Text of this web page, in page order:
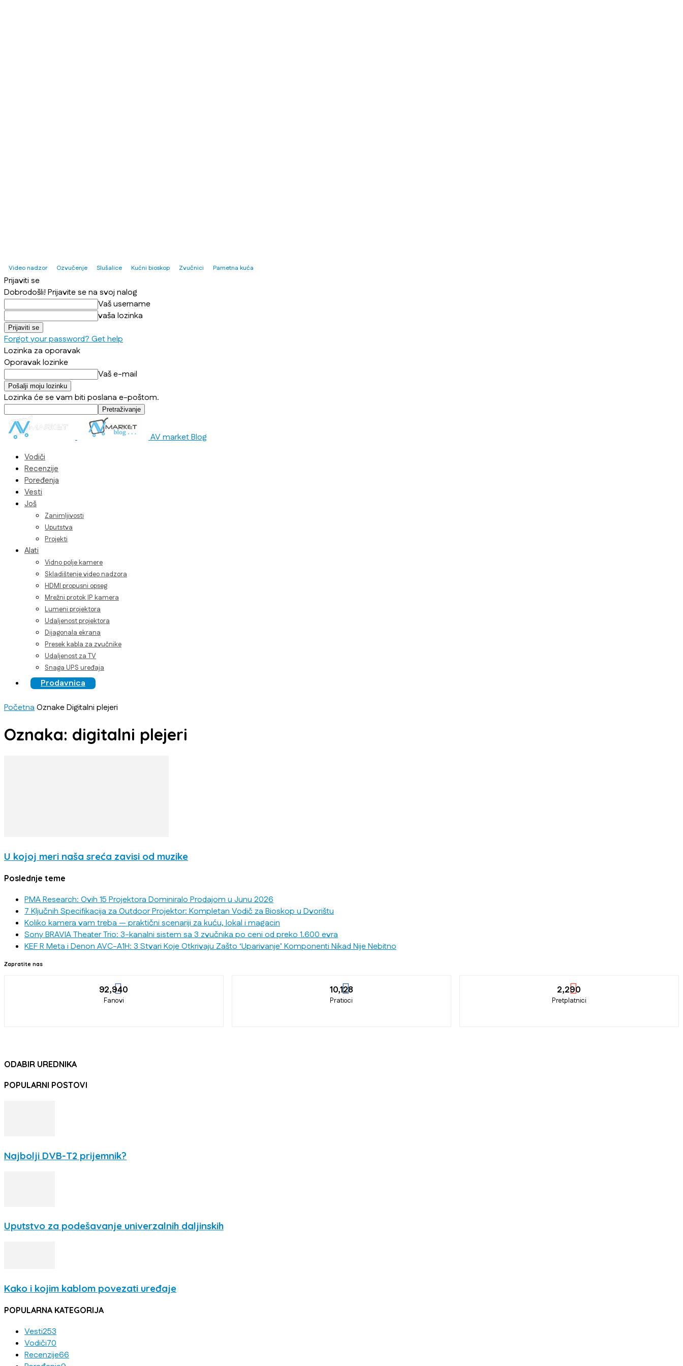
Video nadzor Ozvučenje Slušalice Kućni bioskop Zvučnici Pametna kuća
Prijaviti se
Dobrodošli! Prijavite se na svoj nalog
Vaš username
vaša lozinka
Forgot your password? Get help
Lozinka za oporavak
Oporavak lozinke
Vaš e-mail
Lozinka će se vam biti poslana e-poštom.
AV market Blog
Vodiči
Recenzije
Poređenja
Vesti
Još
Zanimljivosti
Uputstva
Projekti
Alati
Vidno polje kamere
Skladištenje video nadzora
HDMI propusni opseg
Mrežni protok IP kamera
Lumeni projektora
Udaljenost projektora
Dijagonala ekrana
Presek kabla za zvučnike
Udaljenost za TV
Snaga UPS uređaja
Prodavnica
PočetnaOznakeDigitalni plejeri
Oznaka: digitalni plejeri
U kojoj meri naša sreća zavisi od muzike
Poslednje teme
PMA Research: Ovih 15 Projektora Dominiralo Prodajom u Junu 2026
7 Ključnih Specifikacija za Outdoor Projektor: Kompletan Vodič za Bioskop u Dvorištu
Koliko kamera vam treba — praktični scenariji za kuću, lokal i magacin
Sony BRAVIA Theater Trio: 3-kanalni sistem sa 3 zvučnika po ceni od preko 1.600 evra
KEF R Meta i Denon AVC-A1H: 3 Stvari Koje Otkrivaju Zašto ‘Uparivanje’ Komponenti Nikad Nije Nebitno
Zapratite nas
92,940
Fanovi
10,128
Pratioci
2,290
Pretplatnici
ODABIR UREDNIKA
POPULARNI POSTOVI
Najbolji DVB-T2 prijemnik?
Uputstvo za podešavanje univerzalnih daljinskih
Kako i kojim kablom povezati uređaje
POPULARNA KATEGORIJA
Vesti253
Vodiči70
Recenzije66